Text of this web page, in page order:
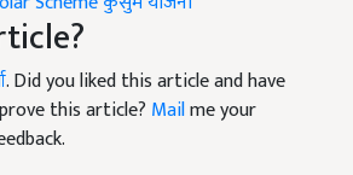
. Did you liked this article and have
this article? Mailme your